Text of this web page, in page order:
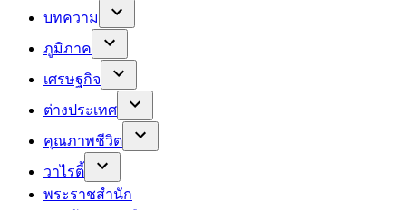
บทความ
ภูมิภาค
เศรษฐกิจ
ต่างประเทศ
คุณภาพชีวิต
วาไรตี้
พระราชสำนัก